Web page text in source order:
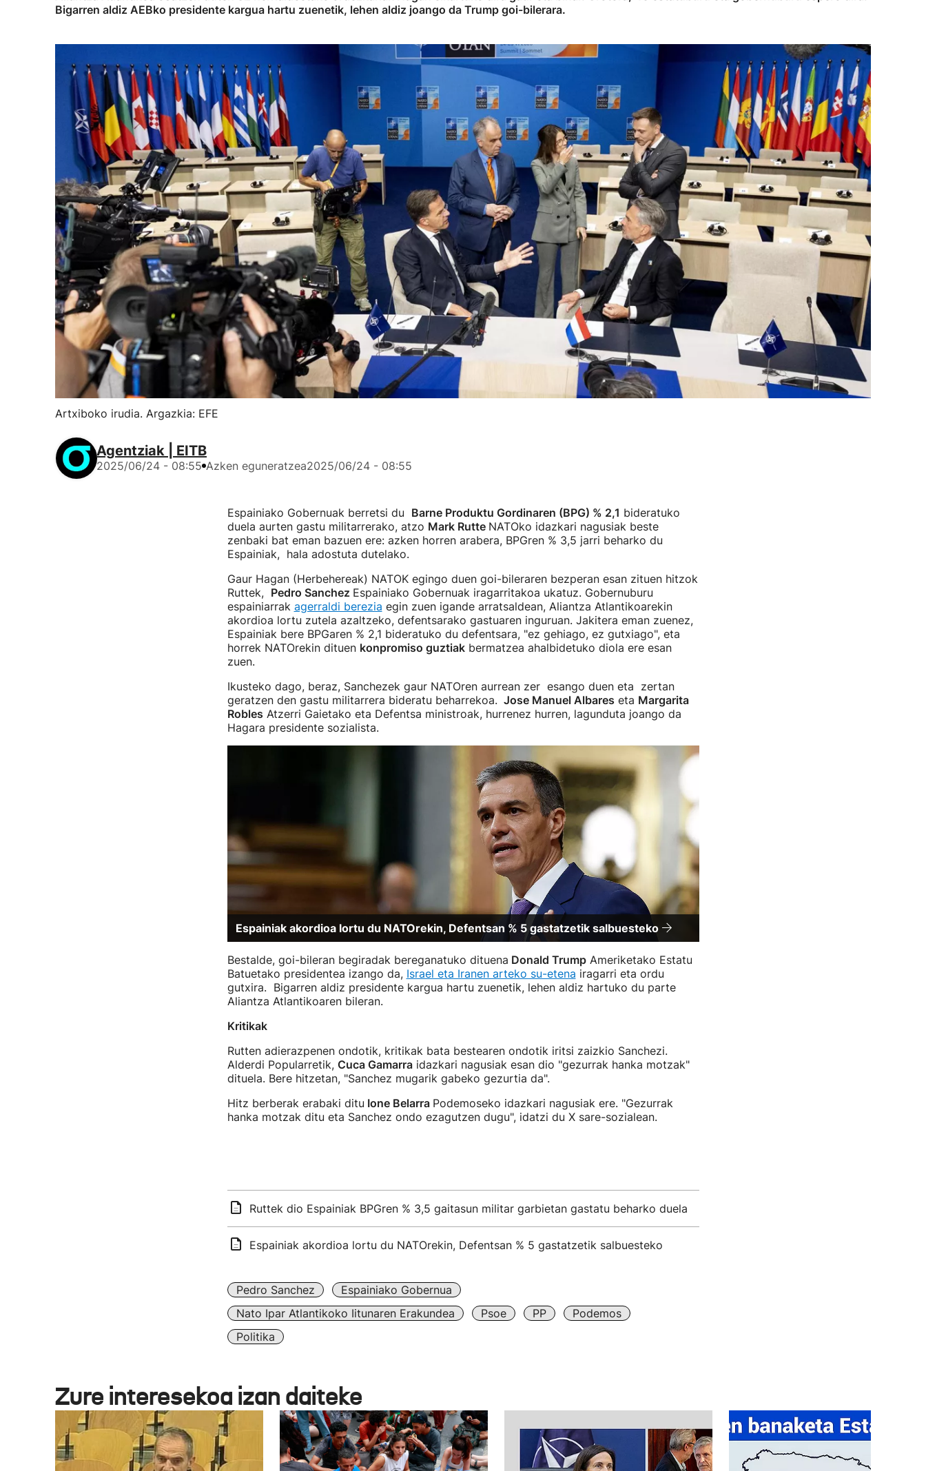
Bigarren aldiz AEBko presidente kargua hartu zuenetik, lehen aldiz joango da Trump goi-bilerara.
Artxiboko irudia. Argazkia: EFE
Agentziak | EITB
2025/06/24 - 08:55 Azken eguneratzea2025/06/24 - 08:55
Espainiako Gobernuak berretsi du Barne Produktu Gordinaren (BPG) % 2,1 bideratuko
duela aurten gastu militarrerako, atzo Mark Rutte NATOko idazkari nagusiak beste
zenbaki bat eman bazuen ere: azken horren arabera, BPGren % 3,5 jarri beharko du
Espainiak, hala adostuta dutelako.
Gaur Hagan (Herbehereak) NATOK egingo duen goi-bileraren bezperan esan zituen hitzok
Ruttek, Pedro Sanchez Espainiako Gobernuak iragarritakoa ukatuz. Gobernuburu
espainiarrak agerraldi berezia egin zuen igande arratsaldean, Aliantza Atlantikoarekin
akordioa lortu zutela azaltzeko, defentsarako gastuaren inguruan. Jakitera eman zuenez,
Espainiak bere BPGaren % 2,1 bideratuko du defentsara, "ez gehiago, ez gutxiago", eta
horrek NATOrekin dituen konpromiso guztiakbermatzea ahalbidetuko diola ere esan
zuen.
Ikusteko dago, beraz, Sanchezek gaur NATOren aurrean zer esango duen eta zertan
geratzen den gastu militarrera bideratu beharrekoa. Jose Manuel Albares eta Margarita
Robles Atzerri Gaietako eta Defentsa ministroak, hurrenez hurren, lagunduta joango da
Hagara presidente sozialista.
Espainiak akordioa lortu du NATOrekin, Defentsan % 5 gastatzetik salbuesteko
Bestalde, goi-bileran begiradak bereganatuko dituena Donald TrumpAmeriketako Estatu
Batuetako presidentea izango da, Israel eta Iranen arteko su-etena iragarri eta ordu
gutxira. Bigarren aldiz presidente kargua hartu zuenetik, lehen aldiz hartuko du parte
Aliantza Atlantikoaren bileran.
Kritikak
Rutten adierazpenen ondotik, kritikak bata bestearen ondotik iritsi zaizkio Sanchezi.
Alderdi Popularretik, Cuca Gamarraidazkari nagusiak esan dio "gezurrak hanka motzak"
dituela. Bere hitzetan, "Sanchez mugarik gabeko gezurtia da".
Hitz berberak erabaki ditu Ione Belarra Podemoseko idazkari nagusiak ere. "Gezurrak
hanka motzak ditu eta Sanchez ondo ezagutzen dugu", idatzi du X sare-sozialean.
Ruttek dio Espainiak BPGren % 3,5 gaitasun militar garbietan gastatu beharko duela
Espainiak akordioa lortu du NATOrekin, Defentsan % 5 gastatzetik salbuesteko
Pedro Sanchez
Espainiako Gobernua
Nato Ipar Atlantikoko Iitunaren Erakundea
Psoe PP
Podemos
Politika
Zure interesekoa izan daiteke